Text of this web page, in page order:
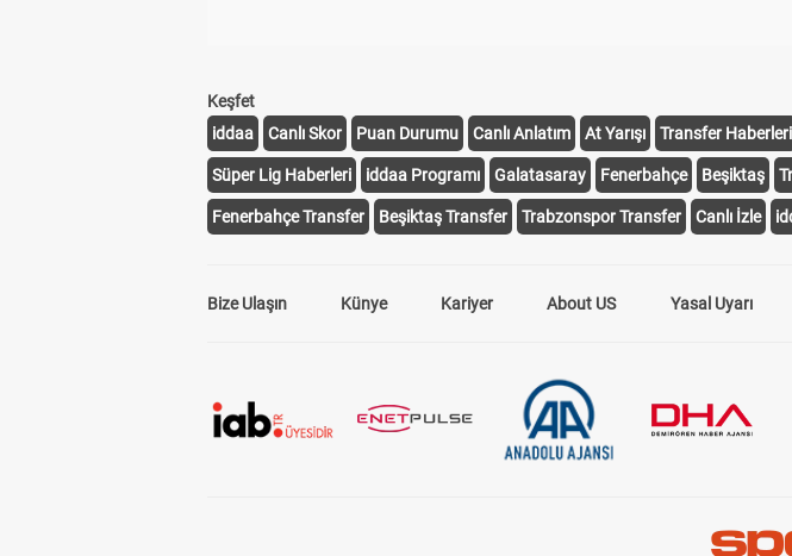
Keşfet
iddaa
Canlı Skor Puan Durumu Canlı Anlatım At Yarışı Transfer Haberleri
Süper Lig Haberleri iddaa Programı Galatasaray Fenerbahçe Beşiktaş
Fenerbahçe Transfer Beşiktaş Transfer Trabzonspor Transfer Canlı İzle
Bize Ulaşın Künye Kariyer About US Yasal Uyarı